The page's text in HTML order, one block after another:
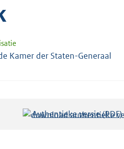
Kamer der Staten-Generaal
Authentieke versie (PDF)